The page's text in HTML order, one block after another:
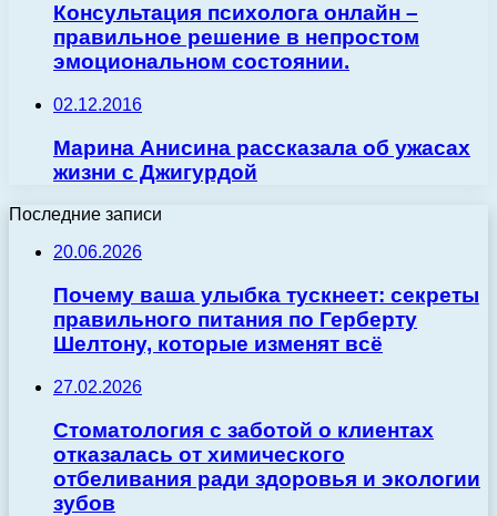
Консультация психолога онлайн –
правильное решение в непростом
эмоциональном состоянии.
02.12.2016
Марина Анисина рассказала об ужасах
жизни с Джигурдой
Последние записи
20.06.2026
Почему ваша улыбка тускнеет: секреты
правильного питания по Герберту
Шелтону, которые изменят всё
27.02.2026
Стоматология с заботой о клиентах
отказалась от химического
отбеливания ради здоровья и экологии
зубов